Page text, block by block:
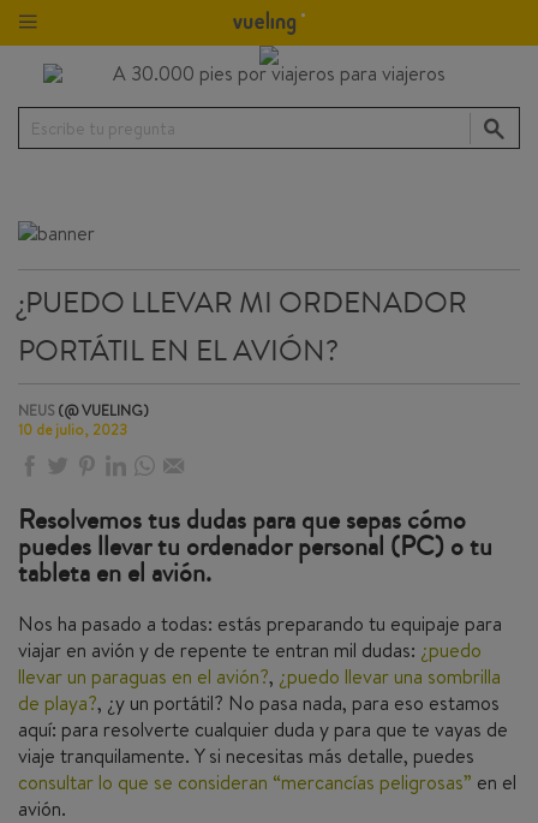
Escribe tu pregunta
¿PUEDO LLEVAR MI ORDENADOR
PORTÁTIL EN EL AVIÓN?
NEUS (@ VUELING)
10 de julio, 2023
Resolvemos tus dudas para que sepas cómo
puedes llevar tu ordenador personal (PC) o tu
tableta en el avión.
Nos ha pasado a todas: estás preparando tu equipaje para
viajar en avión y de repente te entran mil dudas: ¿puedo
llevar un paraguas en el avión?, ¿puedo llevar una sombrilla
de playa?, ¿y un portátil? No pasa nada, para eso estamos
aquí: para resolverte cualquier duda y para que te vayas de
viaje tranquilamente. Y si necesitas más detalle, puedes
consultar lo que se consideran “mercancías peligrosas” en el
avión.